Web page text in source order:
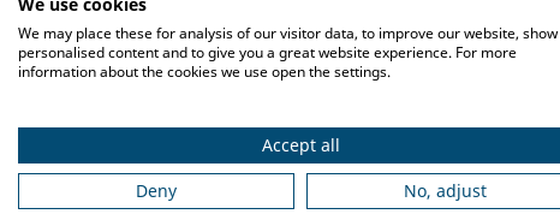
We may place these for analysis of our visitor data, to improve our website, show
personalised content and to give you a great website experience. For more
information about the cookies we use open the settings.
Accept all
Deny
No, adjust